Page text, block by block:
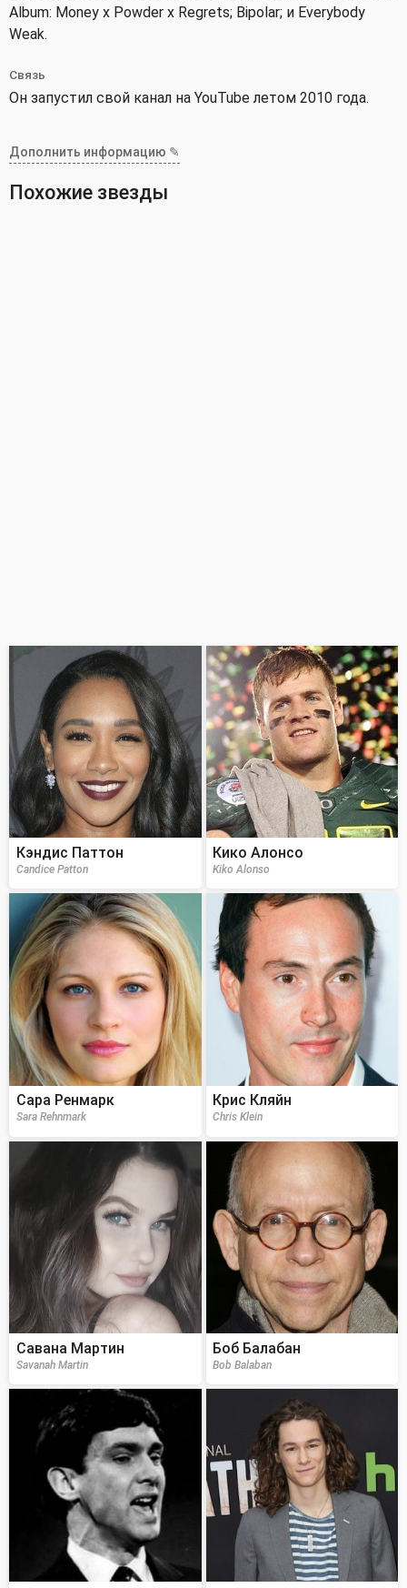
Album: Money x Powder x Regrets; Bipolar; и Everybody
Weak.
Связь
Он запустил свой канал на YouTube летом 2010 года.
Дополнить информацию ✎
Похожие звезды
Кэндис Паттон
Candice Patton
Кико Алонсо
Kiko Alonso
Сара Ренмарк
Sara Rehnmark
Крис Кляйн
Chris Klein
Савана Мартин
Savanah Martin
Боб Балабан
Bob Balaban